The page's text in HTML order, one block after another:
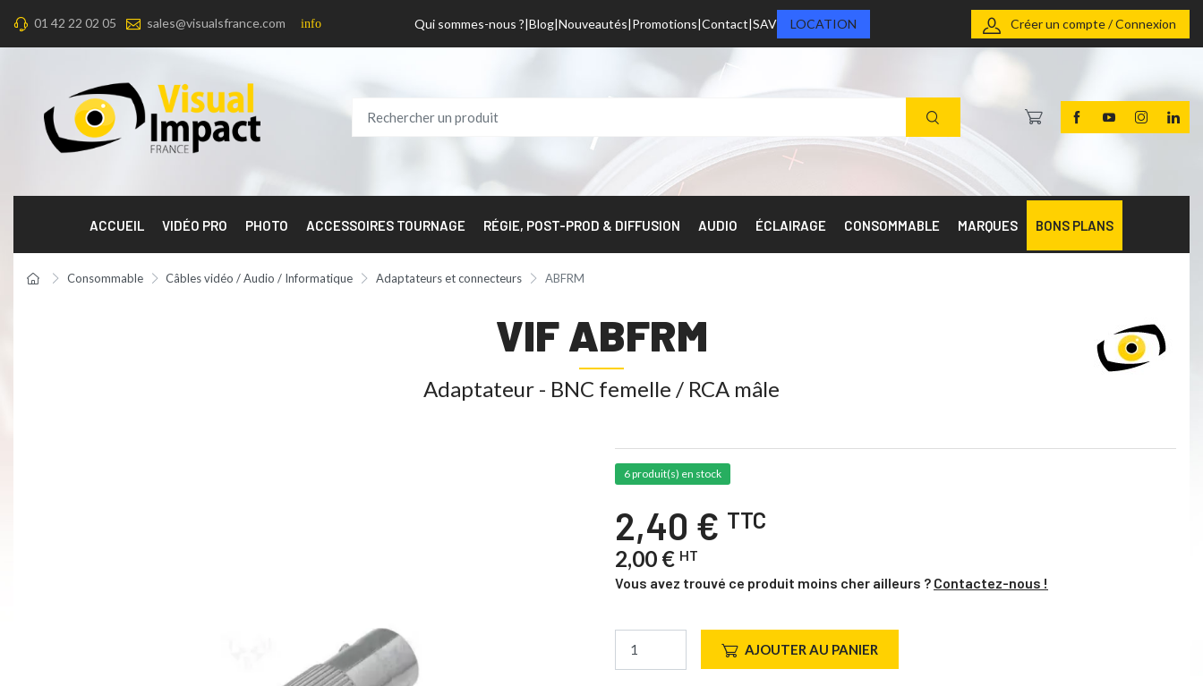
01 42 22 02 05 sales@visualsfrance.com info Qui sommes-nous ? Blog Nouveautés Promotions Contact SAV LOCATION Créer un compte / Connexion
ACCUEIL VIDÉO PRO PHOTO ACCESSOIRES TOURNAGE RÉGIE, POST-PROD & DIFFUSION AUDIO ÉCLAIRAGE CONSOMMABLE MARQUES BONS PLANS
Consommable Câbles vidéo / Audio / Informatique Adaptateurs et connecteurs ABFRM
VIF ABFRM
Adaptateur - BNC femelle / RCA mâle
6 produit(s) en stock
2,40 € TTC
2,00 € HT
Vous avez trouvé ce produit moins cher ailleurs ? Contactez-nous !
AJOUTER AU PANIER